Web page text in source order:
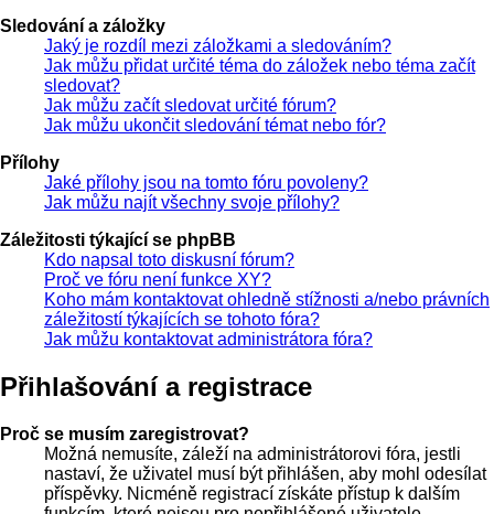
Sledování a záložky
Jaký je rozdíl mezi záložkami a sledováním?
Jak můžu přidat určité téma do záložek nebo téma začít
sledovat?
Jak můžu začít sledovat určité fórum?
Jak můžu ukončit sledování témat nebo fór?
Přílohy
Jaké přílohy jsou na tomto fóru povoleny?
Jak můžu najít všechny svoje přílohy?
Záležitosti týkající se phpBB
Kdo napsal toto diskusní fórum?
Proč ve fóru není funkce XY?
Koho mám kontaktovat ohledně stížnosti a/nebo právních
záležitostí týkajících se tohoto fóra?
Jak můžu kontaktovat administrátora fóra?
Přihlašování a registrace
Proč se musím zaregistrovat?
Možná nemusíte, záleží na administrátorovi fóra, jestli
nastaví, že uživatel musí být přihlášen, aby mohl odesílat
příspěvky. Nicméně registrací získáte přístup k dalším